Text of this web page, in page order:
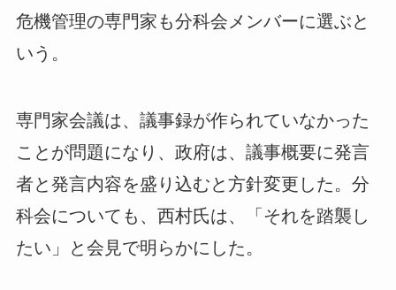
危機管理の専門家も分科会メンバーに選ぶと
いう。
専門家会議は、議事録が作られていなかった
ことが問題になり、政府は、議事概要に発言
者と発言内容を盛り込むと方針変更した。分
科会についても、西村氏は、「それを踏襲し
たい」と会見で明らかにした。